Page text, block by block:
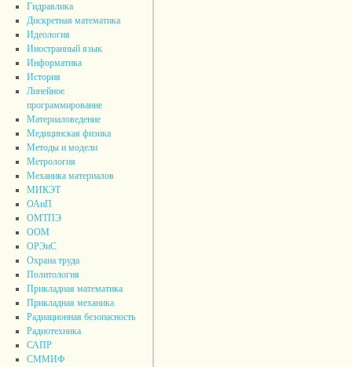
Гидравлика
Дискретная математика
Идеология
Иностранный язык
Информатика
История
Линейное
программирование
Материаловедение
Медицинская физика
Методы и модели
Метрология
Механика материалов
МИКЭТ
ОАиП
ОМТПЭ
ООМ
ОРЭиС
Охрана труда
Политология
Прикладная математика
Прикладная механика
Радиационная безопасность
Радиотехника
САПР
СММИФ